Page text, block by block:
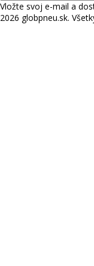
Vložte svoj e-mail a
2026 globpneu.sk.